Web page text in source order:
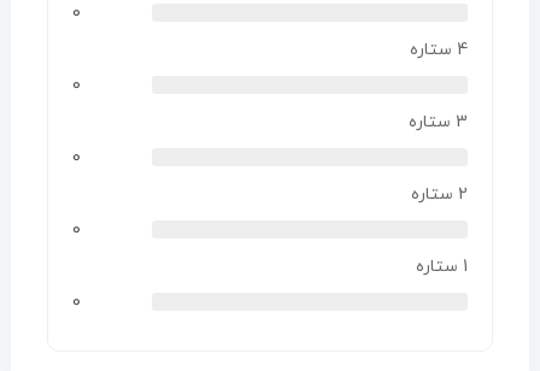
0
4 ستاره
0
3 ستاره
0
2 ستاره
0
1 ستاره
0